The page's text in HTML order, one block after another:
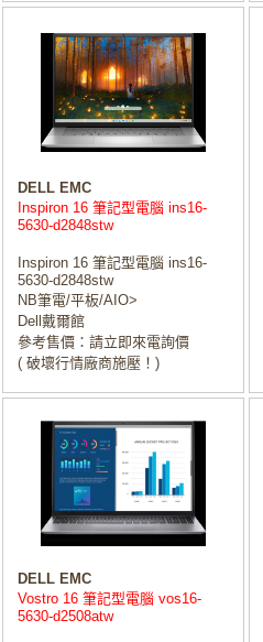
DELL EMC
Inspiron 16 筆記型電腦 ins16-
5630-d2848stw
Inspiron 16 筆記型電腦 ins16-
5630-d2848stw
NB筆電/平板/AIO>
Dell戴爾館
參考售價：請立即來電詢價
( 破壞行情廠商施壓！)
DELL EMC
Vostro 16 筆記型電腦 vos16-
5630-d2508atw